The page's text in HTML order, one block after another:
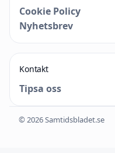
Cookie Policy
Nyhetsbrev
Kontakt
Tipsa oss
© 2026 Samtidsbladet.se